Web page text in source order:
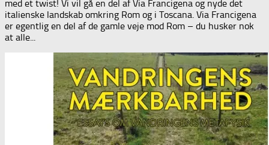
med et twist! Vi vil gå en del af Via Francigena og nyde det
italienske landskab omkring Rom og i Toscana. Via Francigena
er egentlig en del af de gamle veje mod Rom – du husker nok
at alle...